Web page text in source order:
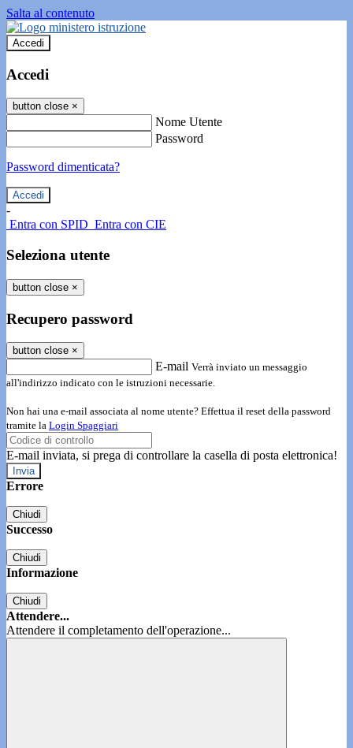
Salta al contenuto
Accedi
Accedi
button close ×
Nome Utente
Password
Password dimenticata?
-
Entra con SPID Entra con CIE
Seleziona utente
button close ×
Recupero password
button close ×
E-mail Verrà inviato un messaggio
all'indirizzo indicato con le istruzioni necessarie.
Non hai una e-mail associata al nome utente? Effettua il reset della password
tramite la Login Spaggiari
E-mail inviata, si prega di controllare la casella di posta elettronica!
Errore
Chiudi
Successo
Chiudi
Informazione
Chiudi
Attendere...
Attendere il completamento dell'operazione...